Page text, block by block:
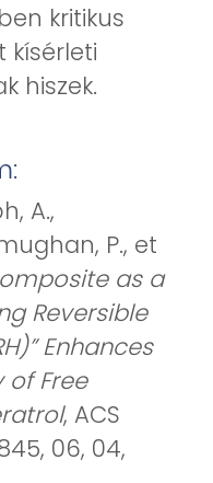
kritikus
kísérleti
hiszek.
A.,
P., et
as a
Reversible
Enhances
Free
, ACS
06, 04,